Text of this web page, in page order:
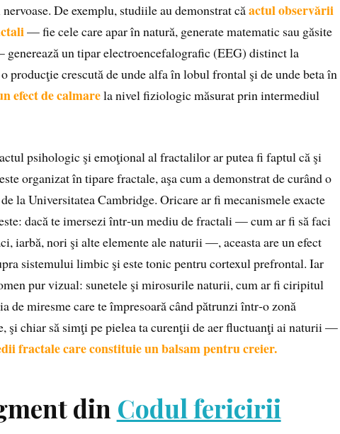
De exemplu, studiile au demonstrat căactul observării
— fie cele care apar în natură, generate matematic sau găsite
un tipar electroencefalografic (EEG) distinct la
producţie crescută de unde alfa în lobul frontal şi de unde beta în
efect de calmarela nivel fiziologic măsurat prin intermediul
psihologic şi emoţional al fractalilor ar putea fi faptul că şi
organizat în tipare fractale, aşa cum a demonstrat de curând o
la Universitatea Cambridge. Oricare ar fi mecanismele exacte
dacă te imersezi într‑un mediu de fractali — cum ar fi să faci
iarbă, nori şi alte elemente ale naturii —, aceasta are un efect
sistemului limbic şi este tonic pentru cortexul prefrontal. Iar
pur vizual: sunetele şi mirosurile naturii, cum ar fi ciripitul
de miresme care te împresoară când pătrunzi într‑o zonă
şi chiar să simţi pe pielea ta curenţii de aer fluctuanţi ai naturii —
fractale care constituie un balsam pentru creier.
din Codul fericirii